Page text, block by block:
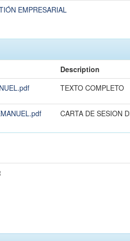
EMPRESARIAL
Description
TEXTO COMPLETO
CARTA DE SESION